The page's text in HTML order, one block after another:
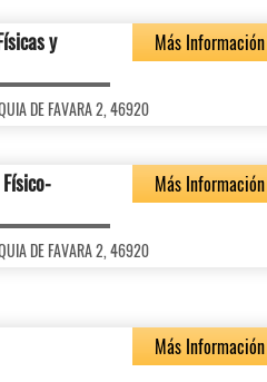
y Más Información
DE FAVARA 2, 46920
Más Información
DE FAVARA 2, 46920
Más Información